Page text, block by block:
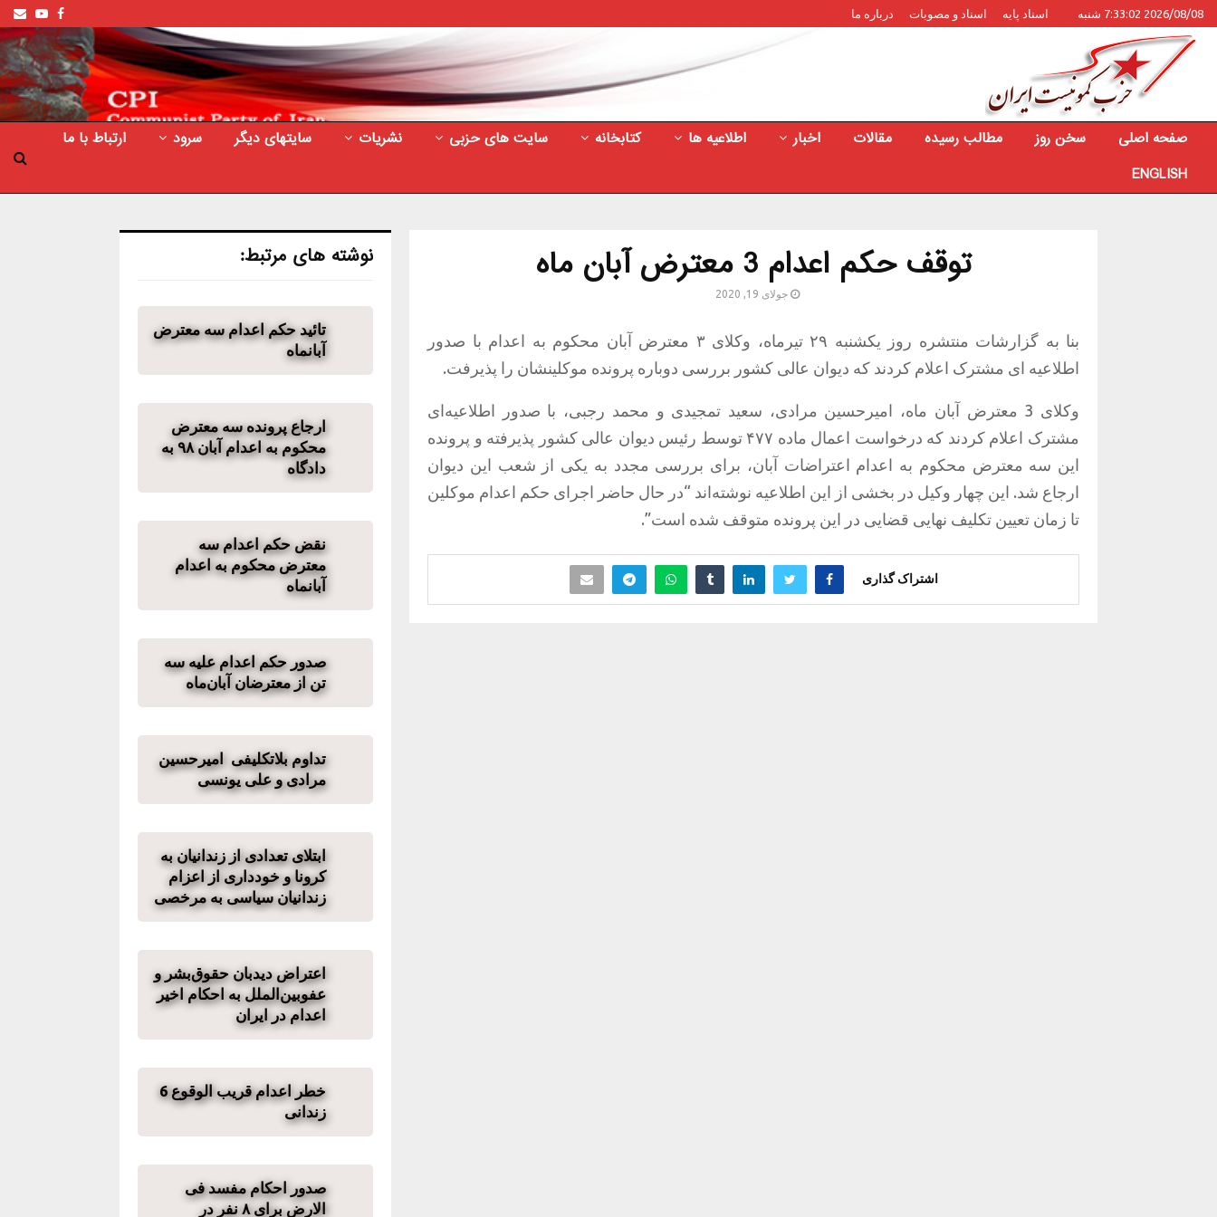
2026/08/08 7:33:02 شنبه اسناد پایه اسناد و مصوبات درباره ما Facebook
صفحه اصلی سخن روز مطالب رسیده مقالات اخبار اطلاعیه ها کتابخانه سایت های حزبی نشریات سایتهای دیگر سرود
ارتباط با ما
ENGLISH
توقف حکم اعدام 3 معترض آبان ماه
جولای 19, 2020
بنا به گزارشات منتشره روز یکشنبه ۲۹ تیرماه، وکلای ۳ معترض آبان محکوم به اعدام با صدور
اطلاعیه ای مشترک اعلام کردند که دیوان عالی کشور بررسی دوباره پرونده موکلینشان را پذیرفت.
وکلای 3 معترض آبان ماه، امیرحسین مرادی، سعید تمجیدی و محمد رجبی، با صدور اطلاعیه‌ای
مشترک اعلام کردند که درخواست اعمال ماده ۴۷۷ توسط رئیس دیوان عالی کشور پذیرفته و پرونده
این سه معترض محکوم به اعدام اعتراضات آبان، برای بررسی مجدد به یکی از شعب این دیوان
ارجاع شد. این چهار وکیل در بخشی از این اطلاعیه نوشته‌اند “در حال حاضر اجرای حکم اعدام موکلین
تا زمان تعیین تکلیف نهایی قضایی در این پرونده متوقف شده است”.
اشتراک گذاری
نوشته های مرتبط:
تائید حکم اعدام سه معترض
آبانماه
ارجاع پرونده سه معترض
محکوم به اعدام آبان ۹۸ به
دادگاه
نقض حکم اعدام سه
معترض محکوم به اعدام
آبانماه
صدور حکم اعدام علیه سه
تن از معترضان آبان‌ماه
تداوم بلاتکلیفی امیرحسین
مرادی و علی یونسی
ابتلای تعدادی از زندانیان به
کرونا و خودداری از اعزام
زندانیان سیاسی به مرخصی
اعتراض دیدبان حقوق‌بشر و
عفو‌بین‌الملل به احکام اخیر
اعدام در ایران
خطر اعدام قریب الوقوع 6
زندانی
صدور احکام مفسد فی
الارض برای ۸ نفر در